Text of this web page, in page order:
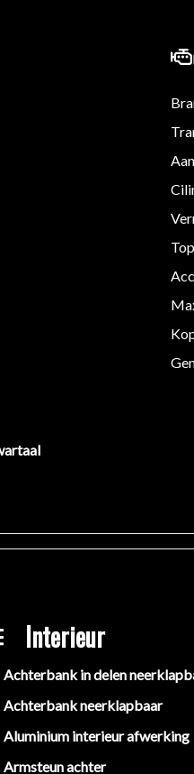
Interieur
Achterbank in delen
Achterbank neerklapbaar
Aluminium interieur afwerking
Armsteun achter